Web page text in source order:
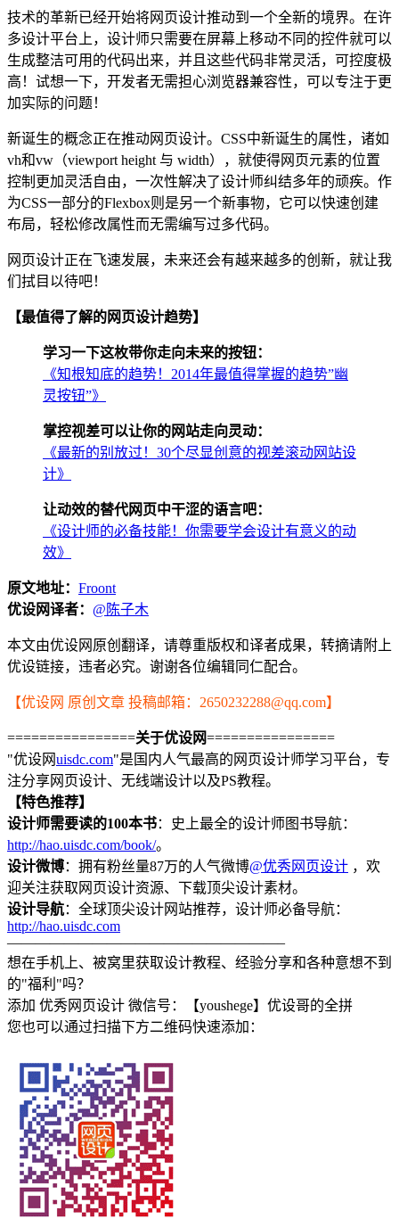
技术的革新已经开始将网页设计推动到一个全新的境界。在许
多设计平台上，设计师只需要在屏幕上移动不同的控件就可以
生成整洁可用的代码出来，并且这些代码非常灵活，可控度极
高！试想一下，开发者无需担心浏览器兼容性，可以专注于更
加实际的问题！
新诞生的概念正在推动网页设计。CSS中新诞生的属性，诸如
vh和vw（viewport height 与 width），就使得网页元素的位置
控制更加灵活自由，一次性解决了设计师纠结多年的顽疾。作
为CSS一部分的Flexbox则是另一个新事物，它可以快速创建
布局，轻松修改属性而无需编写过多代码。
网页设计正在飞速发展，未来还会有越来越多的创新，就让我
们拭目以待吧！
【最值得了解的网页设计趋势】
学习一下这枚带你走向未来的按钮：
《知根知底的趋势！2014年最值得掌握的趋势”幽
灵按钮”》
掌控视差可以让你的网站走向灵动：
《最新的别放过！30个尽显创意的视差滚动网站设
计》
让动效的替代网页中干涩的语言吧：
《设计师的必备技能！你需要学会设计有意义的动
效》
原文地址： Froont
优设网译者： @陈子木
本文由优设网原创翻译，请尊重版权和译者成果，转摘请附上
优设链接，违者必究。谢谢各位编辑同仁配合。
【优设网 原创文章 投稿邮箱：2650232288@qq.com】
================关于优设网================
"优设网uisdc.com"是国内人气最高的网页设计师学习平台，专
注分享网页设计、无线端设计以及PS教程。
【特色推荐】
设计师需要读的100本书：史上最全的设计师图书导航：
http://hao.uisdc.com/book/。
设计微博：拥有粉丝量87万的人气微博@优秀网页设计 ，欢
迎关注获取网页设计资源、下载顶尖设计素材。
设计导航：全球顶尖设计网站推荐，设计师必备导航：
http://hao.uisdc.com
———————————————————–
想在手机上、被窝里获取设计教程、经验分享和各种意想不到
的"福利"吗？
添加 优秀网页设计 微信号：【youshege】优设哥的全拼
您也可以通过扫描下方二维码快速添加：